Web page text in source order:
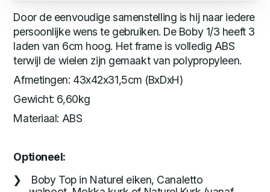
Door de eenvoudige samenstelling is hij naar iedere
persoonlijke wens te gebruiken. De Boby 1/3 heeft 3
laden van 6cm hoog. Het frame is volledig ABS
terwijl de wielen zijn gemaakt van polypropyleen.
Afmetingen: 43x42x31,5cm (BxDxH)
Gewicht: 6,60kg
Materiaal: ABS
Optioneel:
Boby Top in Naturel eiken, Canaletto